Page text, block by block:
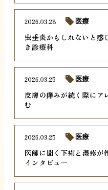
虫垂炎かもしれないと感
き診療科
2026.03.28 医療
皮膚の痒みが続く際にア
む
2026.03.25 医療
医師に聞く下痢と湿疹が
インタビュー
2026.03.25 医療